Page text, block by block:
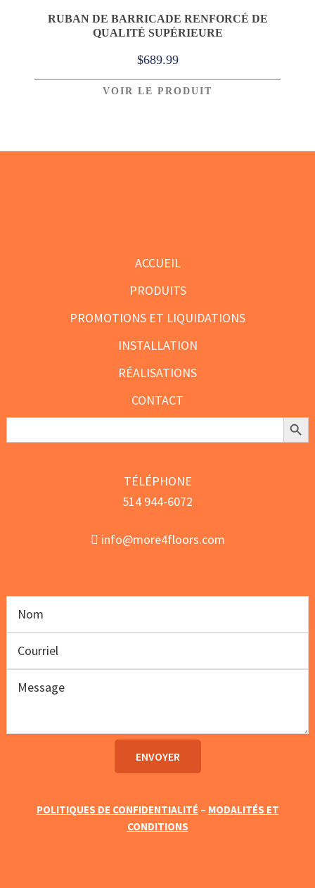
RUBAN DE BARRICADE RENFORCÉ DE
QUALITÉ SUPÉRIEURE
$689.99
VOIR LE PRODUIT
ACCUEIL
PRODUITS
PROMOTIONS ET LIQUIDATIONS
INSTALLATION
RÉALISATIONS
CONTACT
Search
Search
TÉLÉPHONE
514 944-6072
info@more4floors.com
POLITIQUES DE CONFIDENTIALITÉ – MODALITÉS ET
CONDITIONS